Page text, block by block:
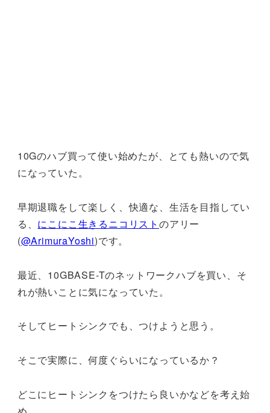
10Gのハブ買って使い始めたが、とても熱いので気
になっていた。
早期退職をして楽しく、快適な、生活を目指してい
る、 にこにこ生きるニコリストのアリー
(@ArimuraYoshi)です。
最近、10GBASE-Tのネットワークハブを買い、そ
れが熱いことに気になっていた。
そしてヒートシンクでも、つけようと思う。
そこで実際に、何度ぐらいになっているか？
どこにヒートシンクをつけたら良いかなどを考え始